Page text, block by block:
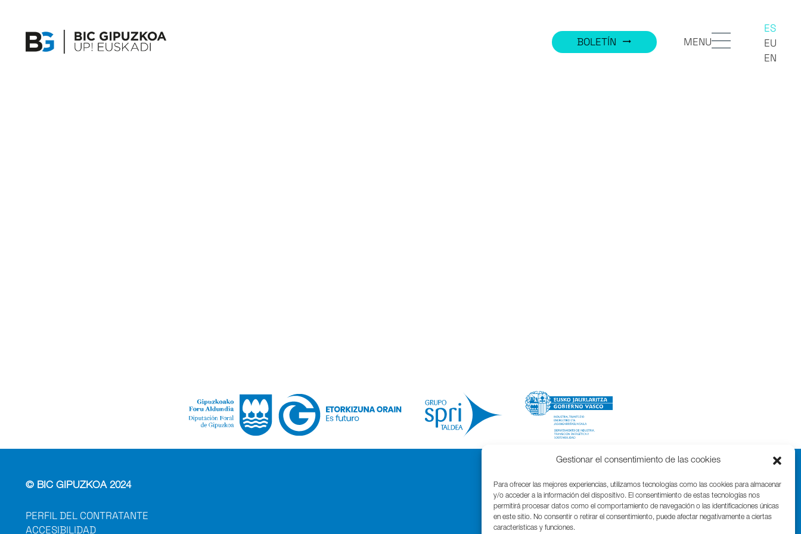
Gestionar el consentimiento de las cookies
Para ofrecer las mejores experiencias, utilizamos tecnologías como las cookies para almacenar
y/o acceder a la información del dispositivo. El consentimiento de estas tecnologías nos
permitirá procesar datos como el comportamiento de navegación o las identificaciones únicas
en este sitio. No consentir o retirar el consentimiento, puede afectar negativamente a ciertas
características y funciones.
BOLETÍN trending_flat MENU
ES
EU
EN
© BIC GIPUZKOA 2024
PERFIL DEL CONTRATANTE
ACCESIBILIDAD